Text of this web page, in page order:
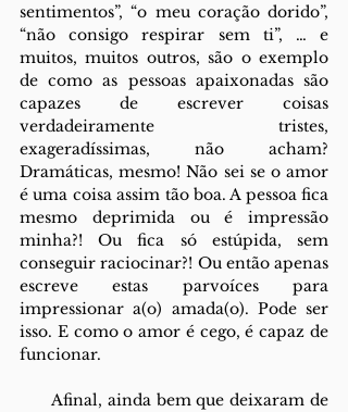
sentimentos”, “o meu coração dorido”,
“não consigo respirar sem ti”, … e
muitos, muitos outros, são o exemplo
de como as pessoas apaixonadas são
capazes de escrever coisas
verdadeiramente tristes,
exageradíssimas, não acham?
Dramáticas, mesmo! Não sei se o amor
é uma coisa assim tão boa. A pessoa fica
mesmo deprimida ou é impressão
minha?! Ou fica só estúpida, sem
conseguir raciocinar?! Ou então apenas
escreve estas parvoíces para
impressionar a(o) amada(o). Pode ser
isso. E como o amor é cego, é capaz de
funcionar.
Afinal, ainda bem que deixaram de